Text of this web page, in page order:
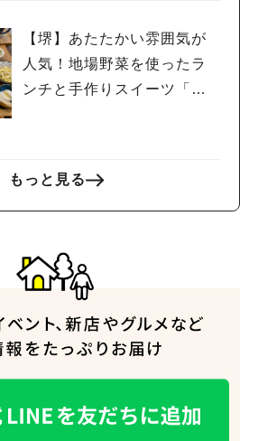
【堺】あたたかい雰囲気が
人気！地場野菜を使ったラ
ンチと手作りスイーツ「こ
もっと見る
#光明池駅 #なかもず駅